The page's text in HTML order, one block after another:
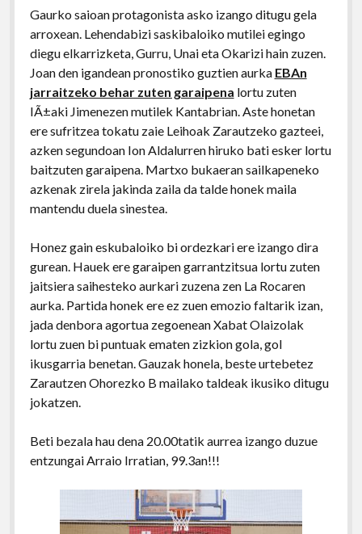
Gaurko saioan protagonista asko izango ditugu gela
arroxean. Lehendabizi saskibaloiko mutilei egingo
diegu elkarrizketa, Gurru, Unai eta Okarizi hain zuzen.
Joan den igandean pronostiko guztien aurka EBAn
jarraitzeko behar zuten garaipena lortu zuten
IÃ±aki Jimenezen mutilek Kantabrian. Aste honetan
ere sufritzea tokatu zaie Leihoak Zarautzeko gazteei,
azken segundoan Ion Aldalurren hiruko bati esker lortu
baitzuten garaipena. Martxo bukaeran sailkapeneko
azkenak zirela jakinda zaila da talde honek maila
mantendu duela sinestea.
Honez gain eskubaloiko bi ordezkari ere izango dira
gurean. Hauek ere garaipen garrantzitsua lortu zuten
jaitsiera saihesteko aurkari zuzena zen La Rocaren
aurka. Partida honek ere ez zuen emozio faltarik izan,
jada denbora agortua zegoenean Xabat Olaizolak
lortu zuen bi puntuak ematen zizkion gola, gol
ikusgarria benetan. Gauzak honela, beste urtebetez
Zarautzen Ohorezko B mailako taldeak ikusiko ditugu
jokatzen.
Beti bezala hau dena 20.00tatik aurrea izango duzue
entzungai Arraio Irratian, 99.3an!!!